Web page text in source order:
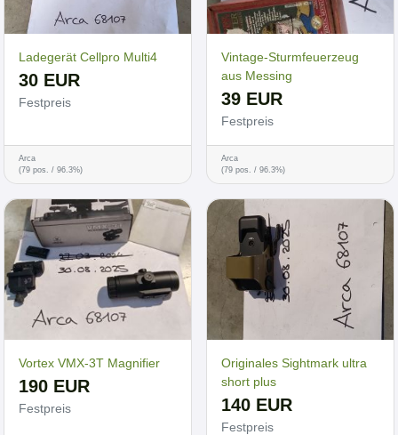
Ladegerät Cellpro Multi4
30 EUR
Festpreis
Arca
(79 pos. / 96.3%)
Vintage-Sturmfeuerzeug
aus Messing
39 EUR
Festpreis
Arca
(79 pos. / 96.3%)
Vortex VMX-3T Magnifier
190 EUR
Festpreis
Originales Sightmark ultra
short plus
140 EUR
Festpreis